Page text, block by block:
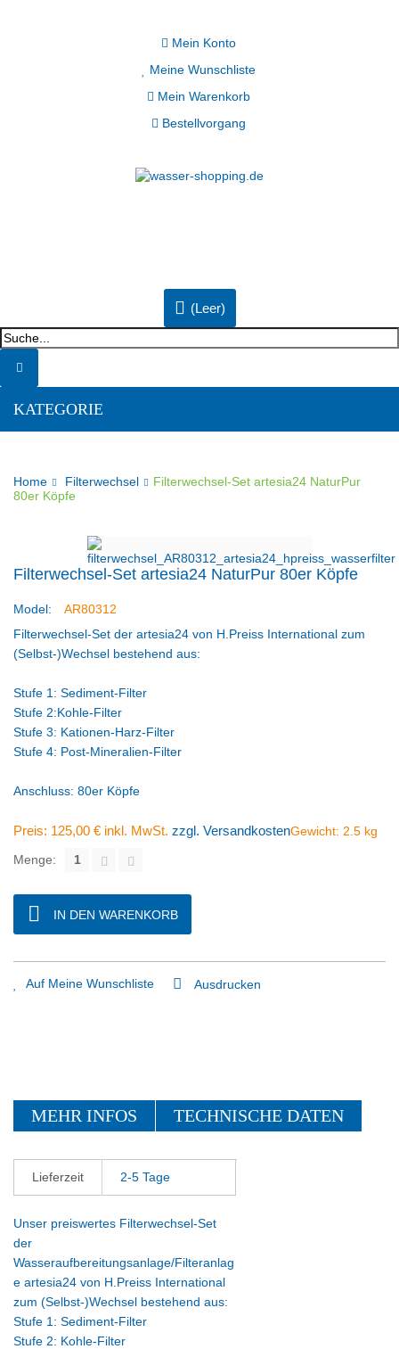
Mein Konto
Meine Wunschliste
Mein Warenkorb
Bestellvorgang
(Leer)
KATEGORIE
Home Filterwechsel
Filterwechsel-Set artesia24 NaturPur
80er Köpfe
Filterwechsel-Set artesia24 NaturPur 80er Köpfe
Model:
AR80312
Filterwechsel-Set der artesia24 von H.Preiss International zum
(Selbst-)Wechsel bestehend aus:
Stufe 1: Sediment-Filter
Stufe 2:Kohle-Filter
Stufe 3: Kationen-Harz-Filter
Stufe 4: Post-Mineralien-Filter
Anschluss: 80er Köpfe
Preis: 125,00 € inkl. MwSt. zzgl. VersandkostenGewicht: 2.5 kg
Menge:
IN DEN WARENKORB
Auf Meine Wunschliste Ausdrucken
MEHR INFOS TECHNISCHE DATEN
Lieferzeit 2-5 Tage
Unser preiswertes Filterwechsel-Set
der
Wasseraufbereitungsanlage/Filteranlag
e artesia24 von H.Preiss International
zum (Selbst-)Wechsel bestehend aus:
Stufe 1: Sediment-Filter
Stufe 2: Kohle-Filter